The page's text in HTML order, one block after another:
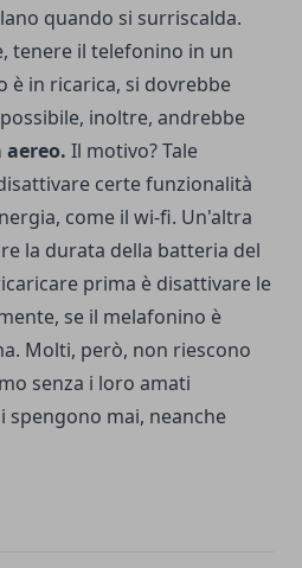
quando si surriscalda.
tenere il telefonino in un
è in ricarica, si dovrebbe
inoltre, andrebbe
Il motivo? Tale
certe funzionalità
come il wi-fi. Un'altra
la durata della batteria del
prima è disattivare le
se il melafonino è
Molti, però, non riescono
senza i loro amati
mai, neanche